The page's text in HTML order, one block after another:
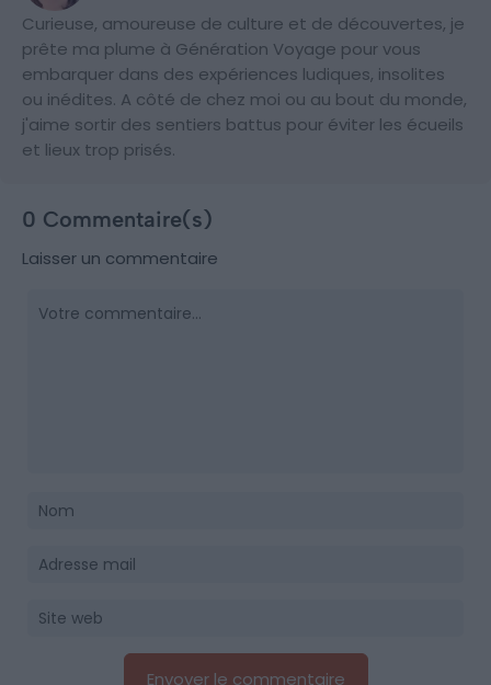
Curieuse, amoureuse de culture et de découvertes, je
prête ma plume à Génération Voyage pour vous
embarquer dans des expériences ludiques, insolites
ou inédites. A côté de chez moi ou au bout du monde,
j'aime sortir des sentiers battus pour éviter les écueils
et lieux trop prisés.
0 Commentaire(s)
Laisser un commentaire